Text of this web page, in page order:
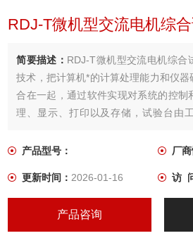
RDJ-T微机型交流电机综
简要描述： RDJ-T微机型交流电机综合
技术，把计算机*的计算处理能力和仪
合在一起，通过软件实现对系统的控制
理、显示、打印以及存储，试验台由
件、数值运算处理软件、图形显示与操
产品型号： 厂商
更新时间：2026-01-16 访
产品咨询